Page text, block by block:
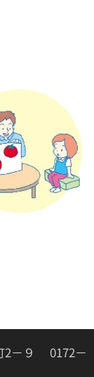
2－９ 0172－